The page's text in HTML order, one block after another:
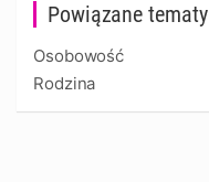
Powiązane tematy
Osobowość
Rodzina